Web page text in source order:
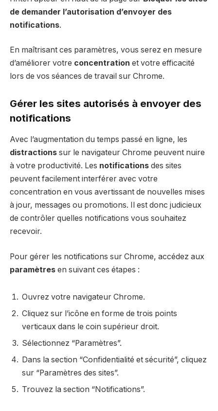
de demander l’autorisation d’envoyer des
notifications.
En maîtrisant ces paramètres, vous serez en mesure
d’améliorer votre concentration et votre efficacité
lors de vos séances de travail sur Chrome.
Gérer les sites autorisés à envoyer des
notifications
Avec l’augmentation du temps passé en ligne, les
distractions sur le navigateur Chrome peuvent nuire
à votre productivité. Les notifications des sites
peuvent facilement interférer avec votre
concentration en vous avertissant de nouvelles mises
à jour, messages ou promotions. Il est donc judicieux
de contrôler quelles notifications vous souhaitez
recevoir.
Pour gérer les notifications sur Chrome, accédez aux
paramètres en suivant ces étapes :
Ouvrez votre navigateur Chrome.
Cliquez sur l’icône en forme de trois points
verticaux dans le coin supérieur droit.
Sélectionnez “Paramètres”.
Dans la section “Confidentialité et sécurité”, cliquez
sur “Paramètres des sites”.
Trouvez la section “Notifications”.